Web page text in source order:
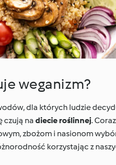
weganizm?
dla których ludzie
czują na diecie roślinnej.
zbożom i nasionom
korzystając z